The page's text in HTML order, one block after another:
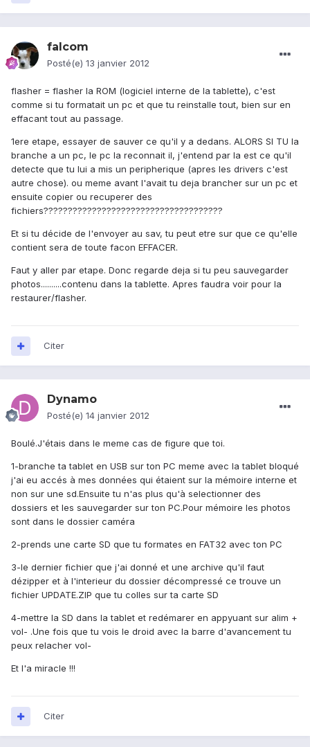
falcom
Posté(e) 13 janvier 2012
flasher = flasher la ROM (logiciel interne de la tablette), c'est
comme si tu formatait un pc et que tu reinstalle tout, bien sur en
effacant tout au passage.
1ere etape, essayer de sauver ce qu'il y a dedans. ALORS SI TU la
branche a un pc, le pc la reconnait il, j'entend par la est ce qu'il
detecte que tu lui a mis un peripherique (apres les drivers c'est
autre chose). ou meme avant l'avait tu deja brancher sur un pc et
ensuite copier ou recuperer des
fichiers?????????????????????????????????????
Et si tu décide de l'envoyer au sav, tu peut etre sur que ce qu'elle
contient sera de toute facon EFFACER.
Faut y aller par etape. Donc regarde deja si tu peu sauvegarder
photos..........contenu dans la tablette. Apres faudra voir pour la
restaurer/flasher.
Citer
Dynamo
Posté(e) 14 janvier 2012
Boulé.J'étais dans le meme cas de figure que toi.
1-branche ta tablet en USB sur ton PC meme avec la tablet bloqué
j'ai eu accés à mes données qui étaient sur la mémoire interne et
non sur une sd.Ensuite tu n'as plus qu'à selectionner des
dossiers et les sauvegarder sur ton PC.Pour mémoire les photos
sont dans le dossier caméra
2-prends une carte SD que tu formates en FAT32 avec ton PC
3-le dernier fichier que j'ai donné et une archive qu'il faut
dézipper et à l'interieur du dossier décompressé ce trouve un
fichier UPDATE.ZIP que tu colles sur ta carte SD
4-mettre la SD dans la tablet et redémarer en appyuant sur alim +
vol- .Une fois que tu vois le droid avec la barre d'avancement tu
peux relacher vol-
Et l'a miracle !!!
Citer